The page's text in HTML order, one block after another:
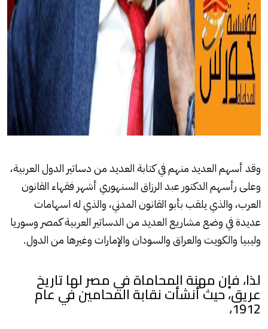
وقد أسهم العديد منهم في كتابة العديد من دساتير الدول العربية،
وعلى رأسهم الدكتور عبد الرزاق السنهوري أشهر فقهاء القانون
العرب، والذي يلقب بأبو القانون المدني، والذي له اسهامات
عديدة في وضع مشاريع العديد من الدساتير العربية كمصر وسوريا
وليبيا والكويت والعراق والسودان والإمارات وغيرها من الدول.
لذا، فإن مهنة المحاماة في مصر لها تاريخ
عريق، حيث أنشأت نقابة المحامين في عام
1912،